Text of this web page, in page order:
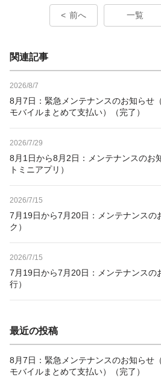
前へ 一覧
関連記事
2026/8/7
8月7日：緊急メンテナンスのお知らせ
モバイルまとめて支払い）（完了）
2026/7/29
8月1日から8月2日：メンテナンスのお
トミニアプリ）
2026/7/15
7月19日から7月20日：メンテナンスの
ク）
2026/7/15
7月19日から7月20日：メンテナンスの
行）
最近の投稿
8月7日：緊急メンテナンスのお知らせ
モバイルまとめて支払い）（完了）